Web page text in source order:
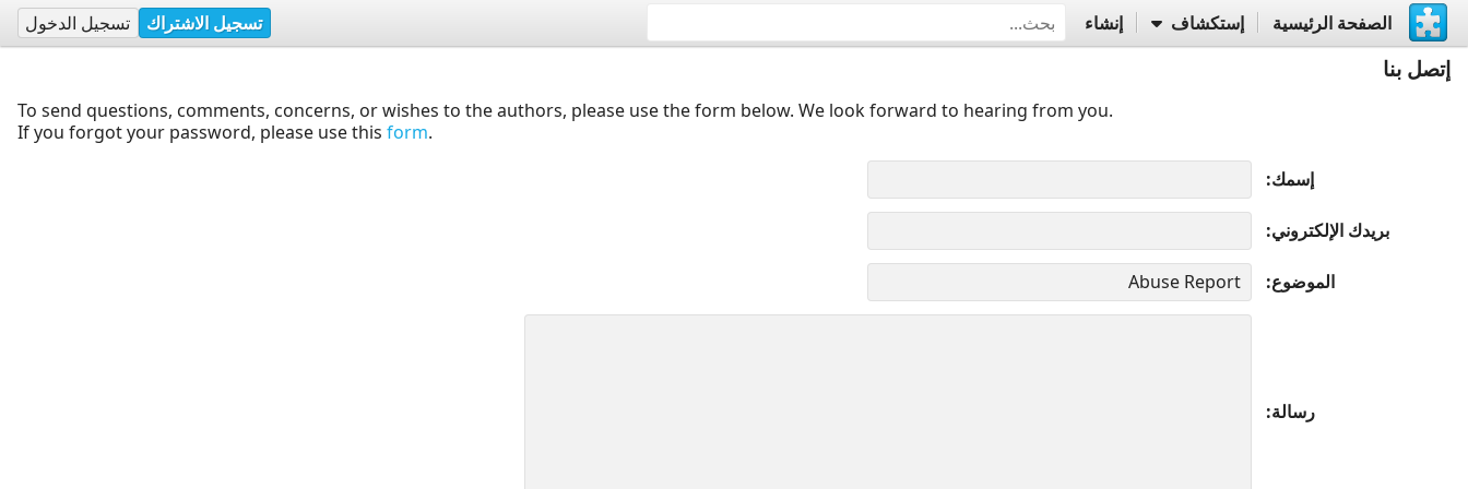
الصفحة الرئيسية إستكشاف إنشاء تسجيل الاشتراك تسجيل الدخول
إتصل بنا
To send questions, comments, concerns, or wishes to the authors, please use the form below. We look forward to hearing from you.
If you forgot your password, please use this form.
إسمك
بريدك الإلكتروني
الموضوع
رسالة